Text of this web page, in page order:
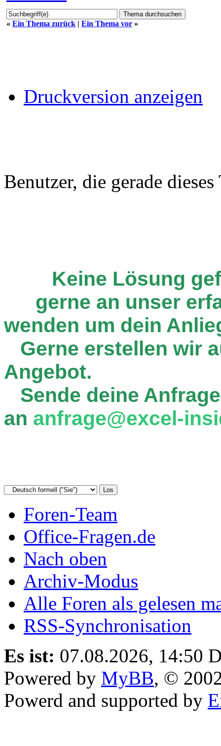
« Ein Thema zurück | Ein Thema vor »
Druckversion anzeigen
Benutzer, die gerade
Keine Lösung
gerne an unser
wenden um dein
Gerne erstellen wir
Angebot.
Sende deine
an anfrage@excel-
Foren-Team
Office-Fragen.de
Nach oben
Archiv-Modus
Alle Foren als gelesen
RSS-Synchronisation
Es ist: 07.08.2026, 14:50
Powered by MyBB, ©
Powerd and supported by